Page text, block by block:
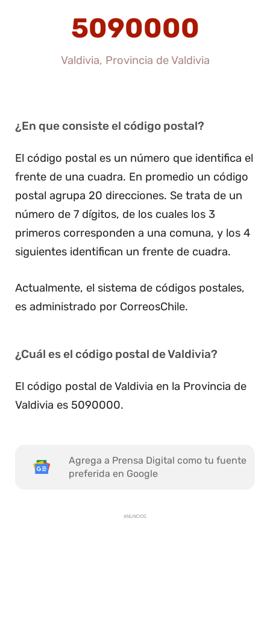
5090000
Valdivia, Provincia de Valdivia
¿En que consiste el código postal?
El código postal es un número que identifica el
frente de una cuadra. En promedio un código
postal agrupa 20 direcciones. Se trata de un
número de 7 dígitos, de los cuales los 3
primeros corresponden a una comuna, y los 4
siguientes identifican un frente de cuadra.
Actualmente, el sistema de códigos postales,
es administrado por CorreosChile.
¿Cuál es el código postal de Valdivia?
El código postal de Valdivia en la Provincia de
Valdivia es 5090000.
Agrega a Prensa Digital como tu fuente
preferida en Google
ANUNCIOS